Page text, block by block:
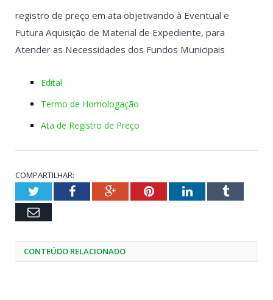
registro de preço em ata objetivando à Eventual e
Futura Aquisição de Material de Expediente, para
Atender as Necessidades dos Fundos Municipais
Edital
Termo de Homologação
Ata de Registro de Preço
COMPARTILHAR:
TwitterFacebookGoogle+PinterestLinkedInTumblr
Email
CONTEÚDO RELACIONADO